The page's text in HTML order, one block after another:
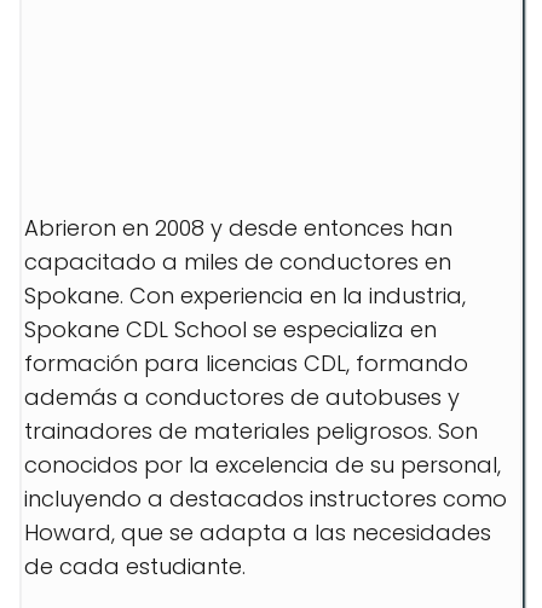
Abrieron en 2008 y desde entonces han
capacitado a miles de conductores en
Spokane. Con experiencia en la industria,
Spokane CDL School se especializa en
formación para licencias CDL, formando
además a conductores de autobuses y
trainadores de materiales peligrosos. Son
conocidos por la excelencia de su personal,
incluyendo a destacados instructores como
Howard, que se adapta a las necesidades
de cada estudiante.